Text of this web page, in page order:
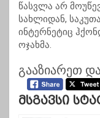
წასვლა არ
სახლიდან,
ინტერნეტიც
ოჯახმა.
გააზიარეთ
Მსგავსი